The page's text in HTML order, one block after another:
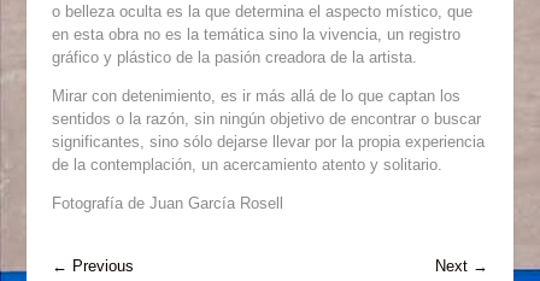
o belleza oculta es la que determina el aspecto místico, que
en esta obra no es la temática sino la vivencia, un registro
gráfico y plástico de la pasión creadora de la artista.
Mirar con detenimiento, es ir más allá de lo que captan los
sentidos o la razón, sin ningún objetivo de encontrar o buscar
significantes, sino sólo dejarse llevar por la propia experiencia
de la contemplación, un acercamiento atento y solitario.
Fotografía de Juan García Rosell
← Previous Next →